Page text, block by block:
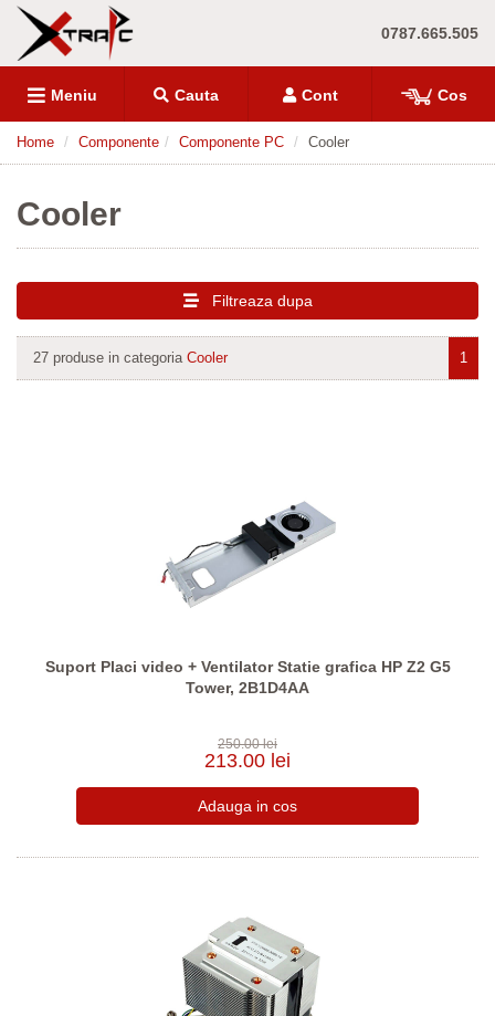
0787.665.505
Meniu Cauta Cont Cos
Home Componente Componente PC Cooler
Cooler
Filtreaza dupa
27 produse in categoria Cooler 1
Suport Placi video + Ventilator Statie grafica HP Z2 G5
Tower, 2B1D4AA
250.00 lei
213.00 lei